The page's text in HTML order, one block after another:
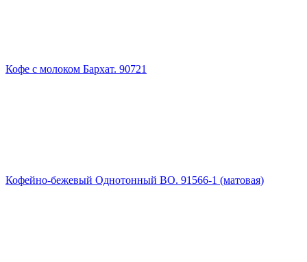
Кофе с молоком Бархат. 90721
Кофейно-бежевый Однотонный ВО. 91566-1 (матовая)